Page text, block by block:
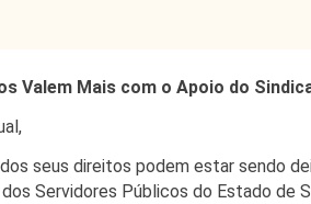
Valem Mais com o Apoio do
seus direitos podem estar sendo
Servidores Públicos do Estado de